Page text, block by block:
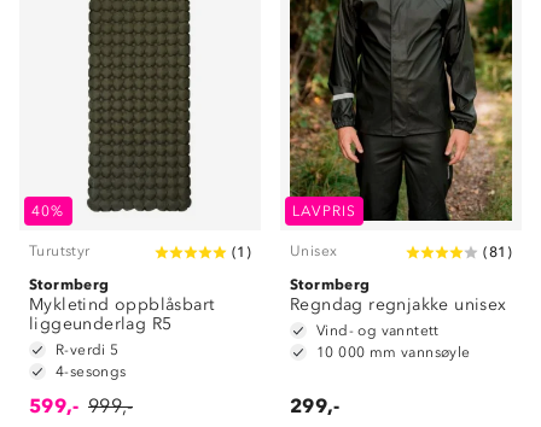
40%
Turutstyr (1 )
Stormberg
Mykletind oppblåsbart
liggeunderlag R5
R-verdi 5
4-sesongs
599,- 999,-
LAVPRIS
Unisex (81 )
Stormberg
Regndag regnjakke unisex
Vind- og vanntett
10 000 mm vannsøyle
299,-